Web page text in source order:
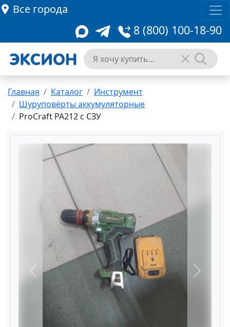
Все города
8 (800) 100-18-90
Главная Каталог
Инструмент
Шуруповёрты аккумуляторные
ProCraft PA212 с СЗУ
Назад Вперёд